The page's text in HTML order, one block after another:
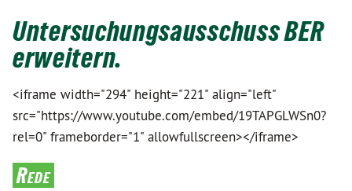
Untersuchungsausschuss BER
erweitern.
<iframe width="294" height="221" align="left"
src="https://www.youtube.com/embed/19TAPGLWSn0?
rel=0" frameborder="1" allowfullscreen></iframe>
Rede